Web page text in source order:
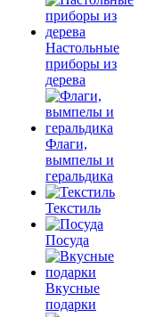
Настольные
приборы из
дерева
Флаги,
вымпелы и
геральдика
Текстиль
Посуда
Вкусные
подарки